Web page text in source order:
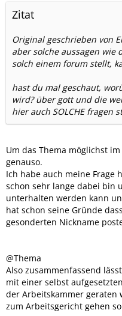
Zitat
Original geschrieben von
aber solche aussagen wie
solch einem forum stellt,
hast du mal geschaut,
wird? über gott und die
hier auch SOLCHE fragen
Um das Thema möglichst
genauso.
Ich habe auch meine Frage
schon sehr lange dabei bin
unterhalten werden kann
hat schon seine Gründe
gesonderten Nickname
@Thema
Also zusammenfassend
mit einer selbst
der Arbeitskammer geraten
zum Arbeitsgericht gehen